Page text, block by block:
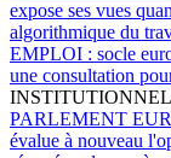
expose ses vues
algorithmique du
EMPLOI : socle
une consultation
INSTITUTIONNEL
PARLEMENT
évalue à nouveau